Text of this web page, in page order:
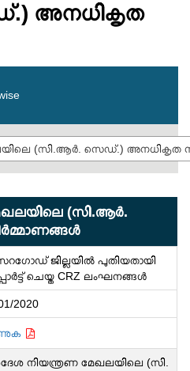
അനധികൃത
(സി‌.ആര്‍‌.
ജില്ലയിൽ പുതിയതായി
ചെയ്ത CRZ ലംഘനങ്ങൾ
2020
നിയന്ത്രണ മേഖലയിലെ (സി‌.